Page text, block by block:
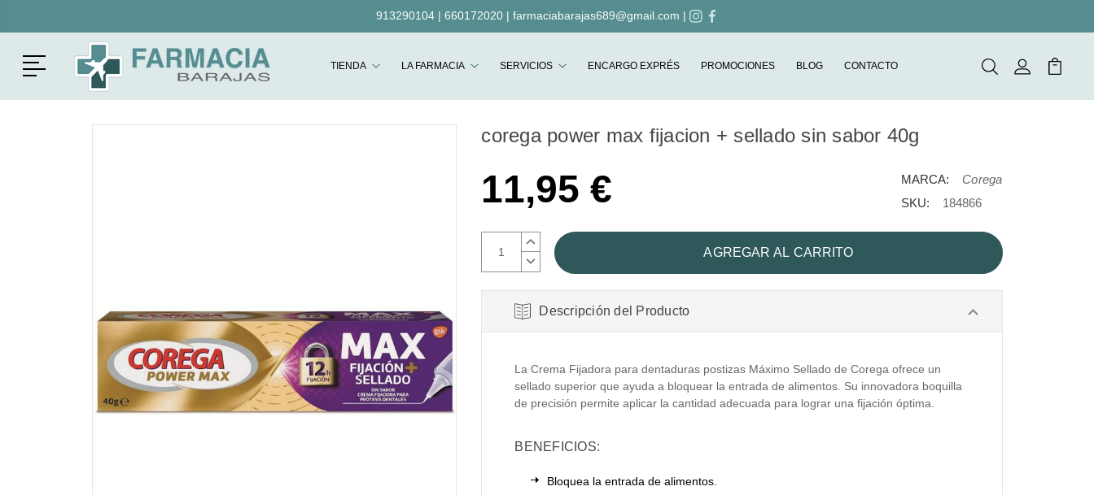
913290104| 660172020| farmaciabarajas689@gmail.com |
Menú TIENDA LA FARMACIA SERVICIOS ENCARGO EXPRÉS PROMOCIONES BLOG CONTACTO BuscarMi Cuenta
Mi
corega power max fijacion + sellado sin sabor 40g
11,95 €
AUMENTAR
CANTIDAD:
DISMINUIR
CANTIDAD:
MARCA:
Corega
SKU:
184866
Descripción del Producto
La Crema Fijadora para dentaduras postizas Máximo Sellado de Corega ofrece un
sellado superior que ayuda a bloquear la entrada de alimentos. Su innovadora boquilla
de precisión permite aplicar la cantidad adecuada para lograr una fijación óptima.
BENEFICIOS:
Bloquea la entrada de alimentos.